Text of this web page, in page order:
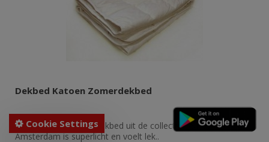
Dekbed Katoen Zomerdekbed
Dit katoenen zomerdekbed uit de collectie van Bedden
Amsterdam is superlicht en voelt lek..
Cookie Settings